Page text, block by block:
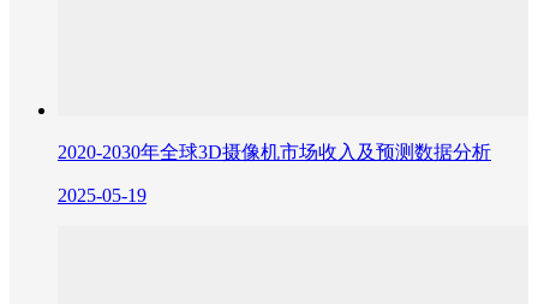
2020-2030年全球3D摄像机市场收入及预测数据分析
2025-05-19